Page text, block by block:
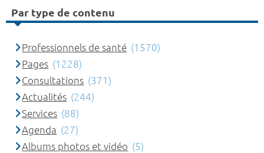
Par type de contenu
Professionnels de santé (1570)
Pages (1228)
Consultations (371)
Actualités (244)
Services (88)
Agenda (27)
Albums photos et vidéo (5)